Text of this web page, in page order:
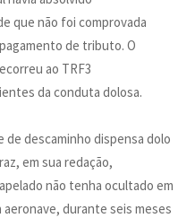
que não foi comprovada
de tributo. O
ao TRF3
da conduta dolosa.
de descaminho dispensa dolo
em sua redação,
não tenha ocultado em
durante seis meses